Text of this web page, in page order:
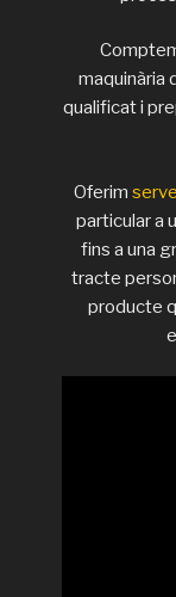
maquinària
qualificat i
Oferim
particular a
fins a una
tracte
producte